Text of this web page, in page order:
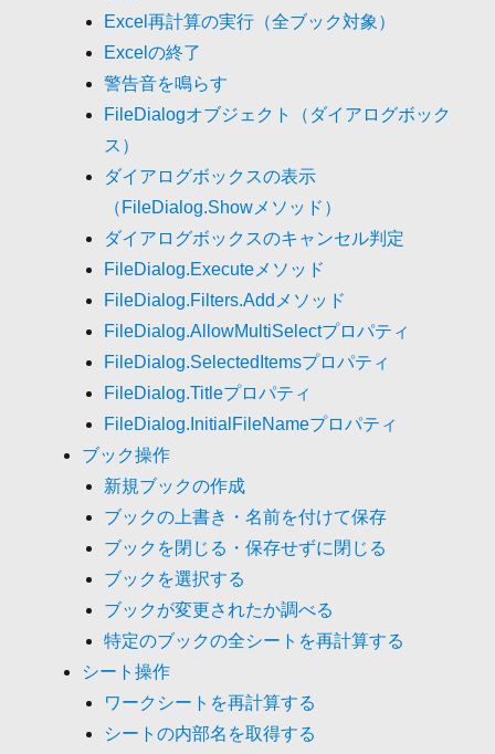
Excel再計算の実行（全ブック対象）
Excelの終了
警告音を鳴らす
FileDialogオブジェクト（ダイアログボック
ス）
ダイアログボックスの表示
（FileDialog.Showメソッド）
ダイアログボックスのキャンセル判定
FileDialog.Executeメソッド
FileDialog.Filters.Addメソッド
FileDialog.AllowMultiSelectプロパティ
FileDialog.SelectedItemsプロパティ
FileDialog.Titleプロパティ
FileDialog.InitialFileNameプロパティ
ブック操作
新規ブックの作成
ブックの上書き・名前を付けて保存
ブックを閉じる・保存せずに閉じる
ブックを選択する
ブックが変更されたか調べる
特定のブックの全シートを再計算する
シート操作
ワークシートを再計算する
シートの内部名を取得する